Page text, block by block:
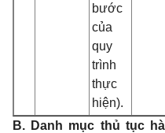
bước
của
quy
trình
thực
hiện).
B. Danh mục thủ tục